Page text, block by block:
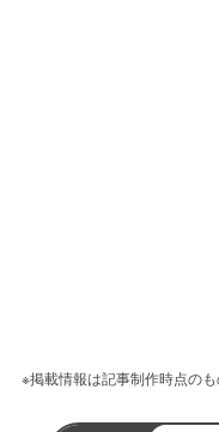
※掲載情報は記事制作時点の